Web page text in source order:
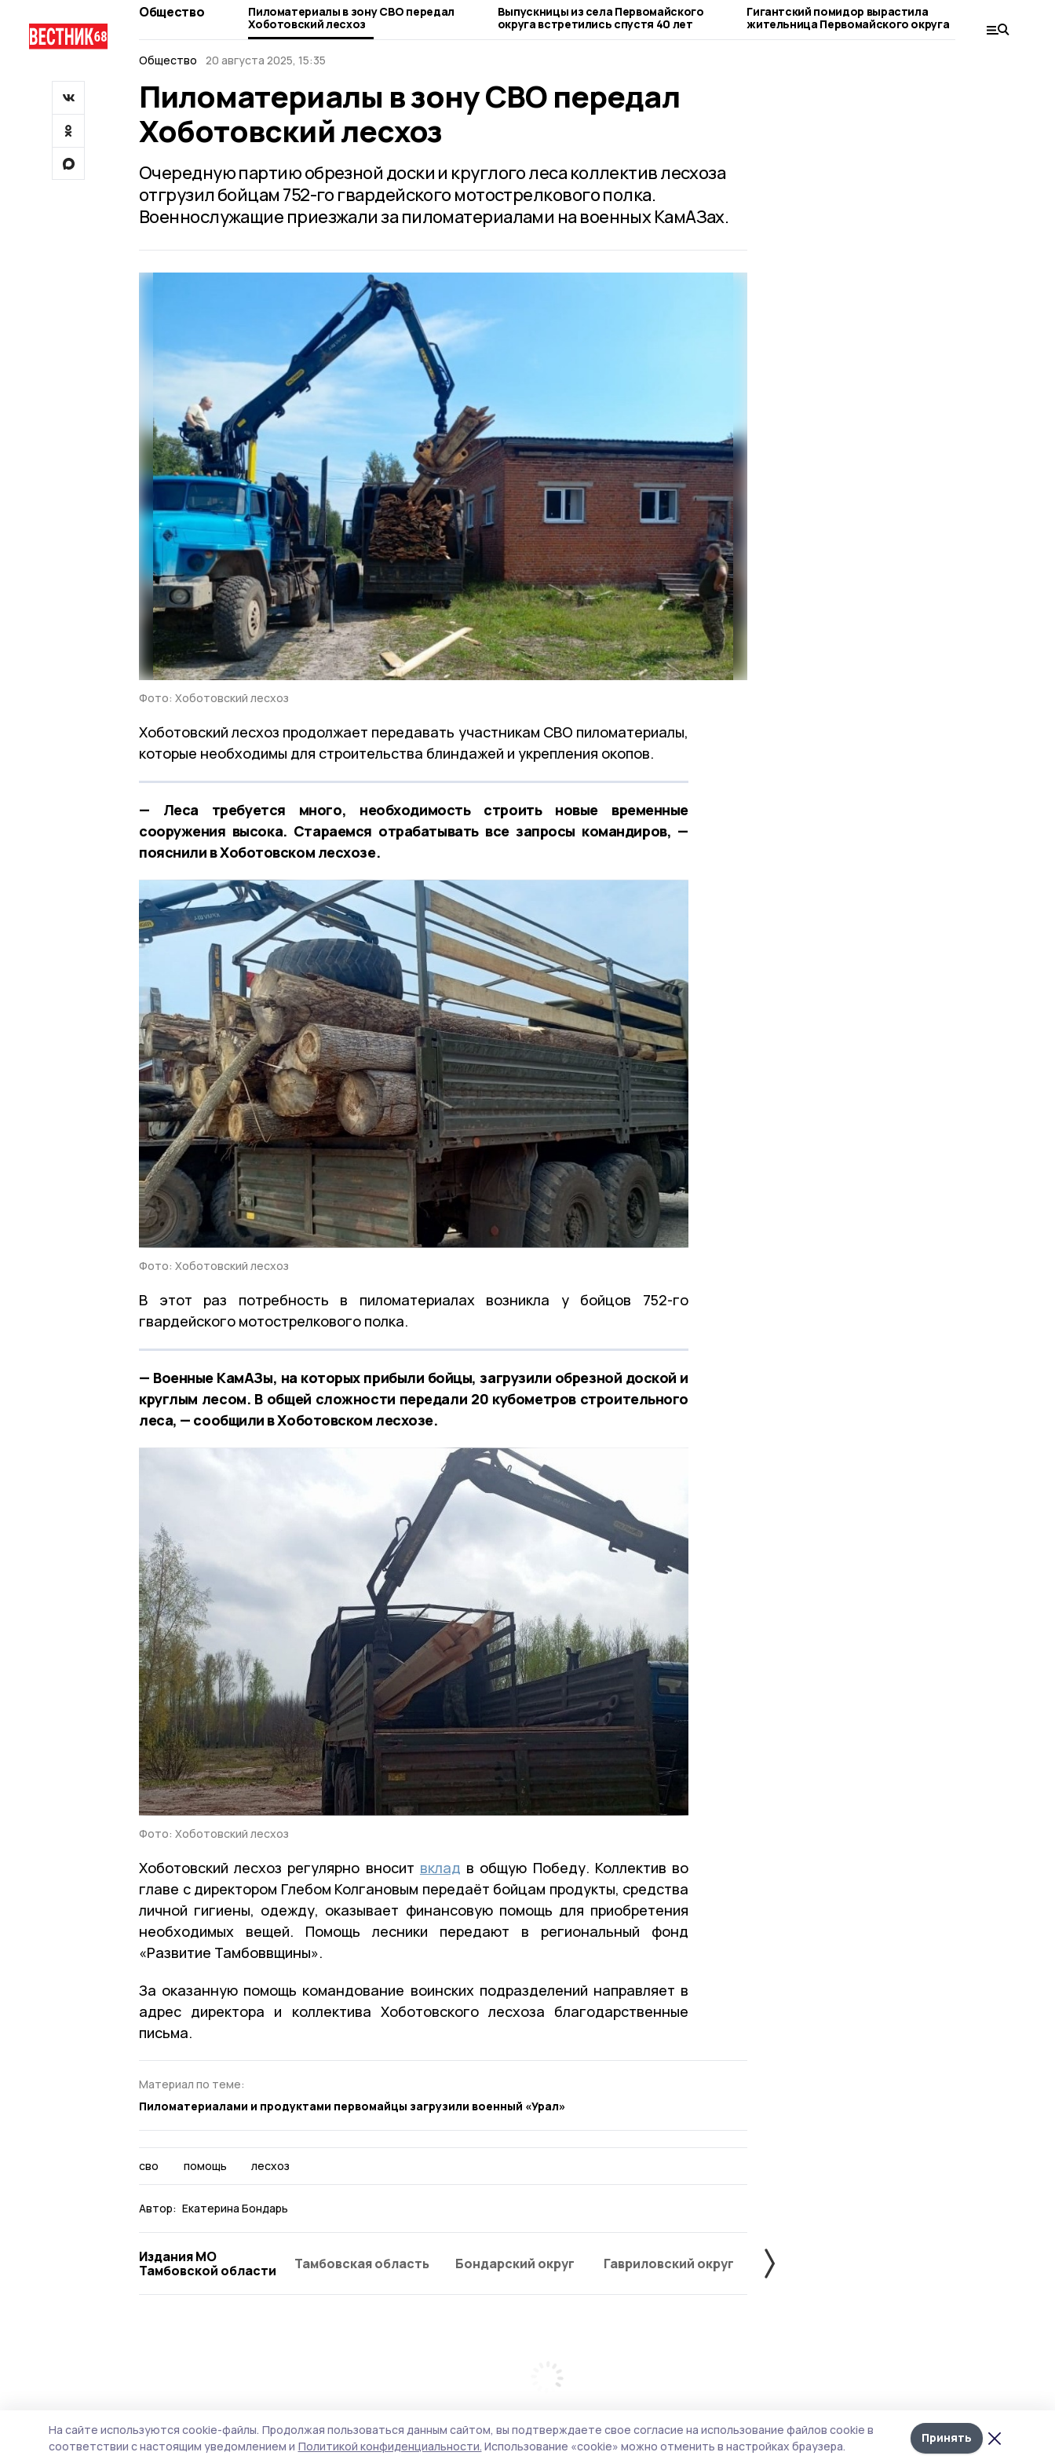
Лента
новостей
Общество
Пиломатериалы в зону СВО передал
Хоботовский лесхоз
Выпускницы из села Первомайского
округа встретились спустя 40 лет
Гигантский помидор вырастила
жительница Первомайского округа
Общество
20 августа 2025, 15:35
Пиломатериалы в зону СВО передал
Хоботовский лесхоз
Очередную партию обрезной доски и круглого леса коллектив лесхоза
отгрузил бойцам 752-го гвардейского мотострелкового полка.
Военнослужащие приезжали за пиломатериалами на военных КамАЗах.
Фото: Хоботовский лесхоз
Хоботовский лесхоз продолжает передавать участникам СВО пиломатериалы,
которые необходимы для строительства блиндажей и укрепления окопов.
— Леса требуется много, необходимость строить новые временные
сооружения высока. Стараемся отрабатывать все запросы командиров, —
пояснили в Хоботовском лесхозе.
Фото: Хоботовский лесхоз
В этот раз потребность в пиломатериалах возникла у бойцов 752-го
гвардейского мотострелкового полка.
— Военные КамАЗы, на которых прибыли бойцы, загрузили обрезной доской и
круглым лесом. В общей сложности передали 20 кубометров строительного
леса, — сообщили в Хоботовском лесхозе.
Фото: Хоботовский лесхоз
Хоботовский лесхоз регулярно вносит вклад в общую Победу. Коллектив во
главе с директором Глебом Колгановым передаёт бойцам продукты, средства
личной гигиены, одежду, оказывает финансовую помощь для приобретения
необходимых вещей. Помощь лесники передают в региональный фонд
«Развитие Тамбоввщины».
За оказанную помощь командование воинских подразделений направляет в
адрес директора и коллектива Хоботовского лесхоза благодарственные
письма.
Материал по теме:
Пиломатериалами и продуктами первомайцы загрузили военный «Урал»
сво помощь лесхоз
Автор: Екатерина Бондарь
Издания МО
Тамбовской области
Тамбовская область Бондарский округ Гавриловский округ Жердевский округ
На сайте используются cookie-файлы. Продолжая пользоваться данным сайтом, вы подтверждаете свое согласие на использование файлов cookie в
соответствии с настоящим уведомлением и Политикой конфиденциальности. Использование «cookie» можно отменить в настройках браузера.
Принять